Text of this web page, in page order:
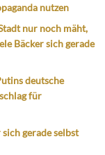
nutzen
nur noch mäht,
Bäcker sich gerade
deutsche
für
gerade selbst